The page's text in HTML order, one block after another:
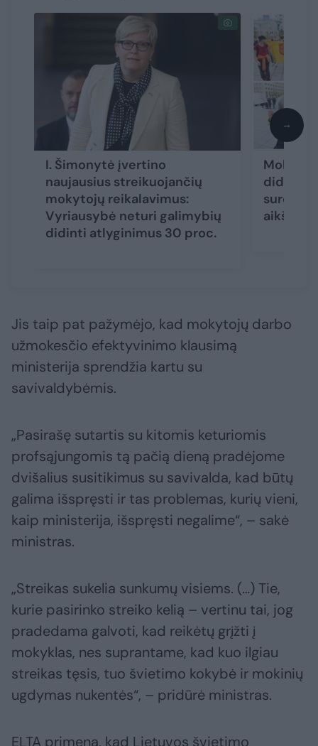
I. Šimonytė įvertino
naujausius streikuojančių
mokytojų reikalavimus:
Vyriausybė neturi galimybių
didinti atlyginimus 30 proc.
didžiulė
surengė
aikštėje
→
Jis taip pat pažymėjo, kad mokytojų darbo
užmokesčio efektyvinimo klausimą
ministerija sprendžia kartu su
savivaldybėmis.
„Pasirašę sutartis su kitomis keturiomis
profsąjungomis tą pačią dieną pradėjome
dvišalius susitikimus su savivalda, kad būtų
galima išspręsti ir tas problemas, kurių vieni,
kaip ministerija, išspręsti negalime“, – sakė
ministras.
„Streikas sukelia sunkumų visiems. (…) Tie,
kurie pasirinko streiko kelią – vertinu tai, jog
pradedama galvoti, kad reikėtų grįžti į
mokyklas, nes suprantame, kad kuo ilgiau
streikas tęsis, tuo švietimo kokybė ir mokinių
ugdymas nukentės“, – pridūrė ministras.
ELTA primena, kad Lietuvos švietimo